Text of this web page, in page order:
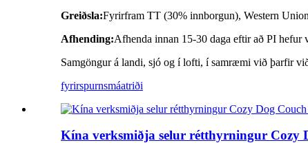
Greiðsla:Fyrirfram TT (30% innborgun), Western
Afhending:Afhenda innan 15-30 daga eftir að PI hefur
Samgöngur á landi, sjó og í lofti, í samræmi við þarfir
fyrirspurnsmáatriði
Kína verksmiðja selur rétthyrningur Cozy